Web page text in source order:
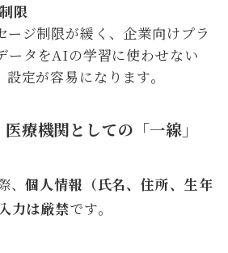
限
ージ制限が緩く、企業向けプラ
ータをAIの学習に使わせない
設定が容易になります。
療機関としての「一線」
、個人情報（氏名、住所、生年
力は厳禁です。